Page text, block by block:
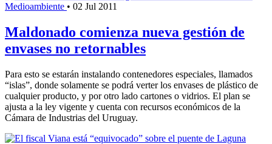
Medioambiente • 02 Jul 2011
Maldonado comienza nueva gestión de
envases no retornables
Para esto se estarán instalando contenedores especiales, llamados
“islas”, donde solamente se podrá verter los envases de plástico de
cualquier producto, y por otro lado cartones o vidrios. El plan se
ajusta a la ley vigente y cuenta con recursos económicos de la
Cámara de Industrias del Uruguay.